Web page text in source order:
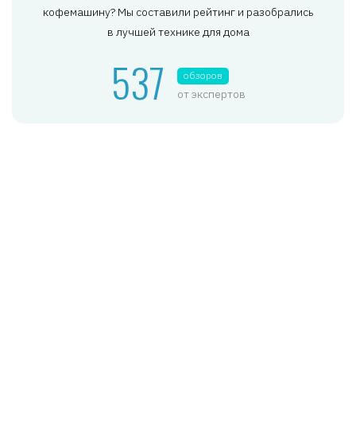
кофемашину? Мы составили рейтинг и разобрались
в лучшей технике для дома
537 обзоров
от экспертов